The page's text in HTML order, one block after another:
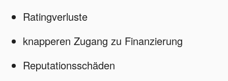
Ratingverluste
knapperen Zugang zu Finanzierung
Reputationsschäden